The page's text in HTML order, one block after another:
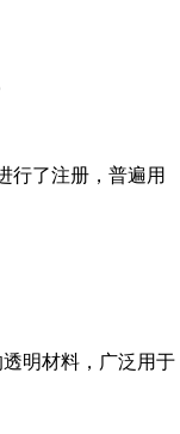
行了注册，普遍用
明材料，广泛用于